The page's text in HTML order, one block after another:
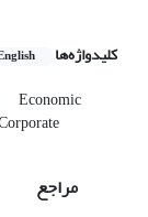
کلیدواژه‌ها
Economic
مراجع